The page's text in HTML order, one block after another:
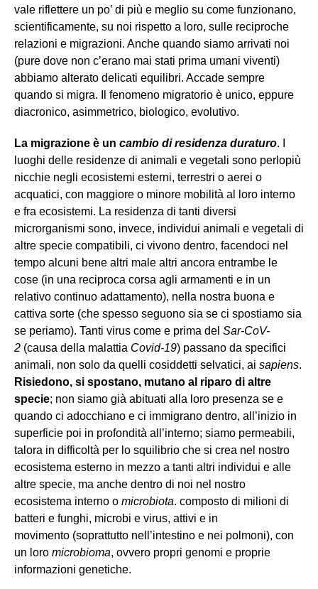
vale riflettere un po’ di più e meglio su come funzionano,
scientificamente, su noi rispetto a loro, sulle reciproche
relazioni e migrazioni. Anche quando siamo arrivati noi
(pure dove non c’erano mai stati prima umani viventi)
abbiamo alterato delicati equilibri. Accade sempre
quando si migra. Il fenomeno migratorio è unico, eppure
diacronico, asimmetrico, biologico, evolutivo.
La migrazione è un cambio di residenza duraturo. I
luoghi delle residenze di animali e vegetali sono perlopiù
nicchie negli ecosistemi esterni, terrestri o aerei o
acquatici, con maggiore o minore mobilità al loro interno
e fra ecosistemi. La residenza di tanti diversi
microrganismi sono, invece, individui animali e vegetali di
altre specie compatibili, ci vivono dentro, facendoci nel
tempo alcuni bene altri male altri ancora entrambe le
cose (in una reciproca corsa agli armamenti e in un
relativo continuo adattamento), nella nostra buona e
cattiva sorte (che spesso seguono sia se ci spostiamo sia
se periamo). Tanti virus come e prima del Sar-CoV-
2 (causa della malattia Covid-19) passano da specifici
animali, non solo da quelli cosiddetti selvatici, ai sapiens.
Risiedono, si spostano, mutano al riparo di altre
specie; non siamo già abituati alla loro presenza se e
quando ci adocchiano e ci immigrano dentro, all’inizio in
superficie poi in profondità all’interno; siamo permeabili,
talora in difficoltà per lo squilibrio che si crea nel nostro
ecosistema esterno in mezzo a tanti altri individui e alle
altre specie, ma anche dentro di noi nel nostro
ecosistema interno o microbiota. composto di milioni di
batteri e funghi, microbi e virus, attivi e in
movimento (soprattutto nell’intestino e nei polmoni), con
un loro microbioma, ovvero propri genomi e proprie
informazioni genetiche.